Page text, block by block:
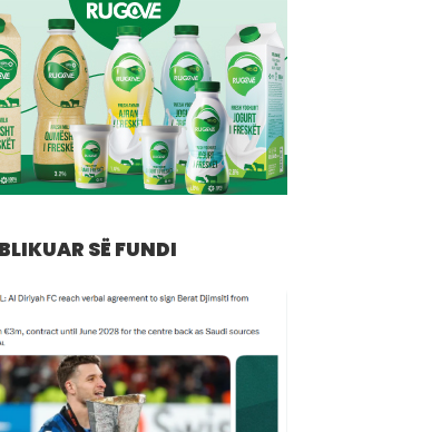
SË FUNDI